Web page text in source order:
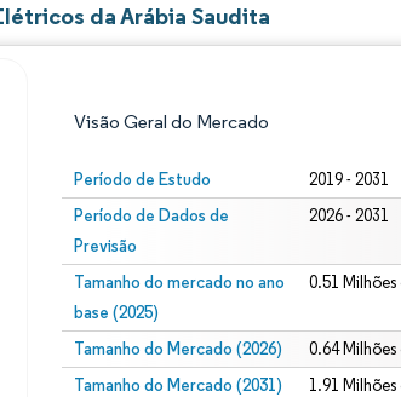
da Arábia Saudita
Visão Geral do Mercado
Período de Estudo 2019 - 2031
Período de Dados de
Previsão
2026 - 2031
Tamanho do mercado no ano
base (2025)
0.51
Tamanho do Mercado (2026) 0.64
Tamanho do Mercado (2031) 1.91
requer atribuição conforme CC BY 4.0.